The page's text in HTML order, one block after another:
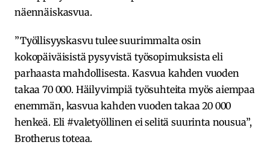
näennäiskasvua.
”Työllisyyskasvu tulee suurimmalta osin
kokopäiväisistä pysyvistä työsopimuksista eli
parhaasta mahdollisesta. Kasvua kahden vuoden
takaa 70 000. Häilyvimpiä työsuhteita myös aiempaa
enemmän, kasvua kahden vuoden takaa 20 000
henkeä. Eli #valetyöllinen ei selitä suurinta nousua”,
Brotherus toteaa.